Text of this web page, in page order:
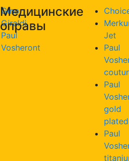
Gino
Giraldi
Paul
Vosheront
Медицинские
оправы
Jet
Paul
Paul
gold
plated
Paul